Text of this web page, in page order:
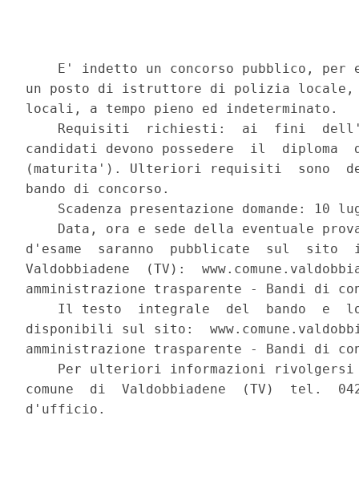
E' indetto un concorso pubblico, per
un posto di istruttore di polizia locale,
locali, a tempo pieno ed indeterminato.
Requisiti  richiesti:  ai  fini
candidati devono possedere  il  diploma
(maturita'). Ulteriori requisiti  sono
bando di concorso.
Scadenza presentazione domande: 10
Data, ora e sede della eventuale
d'esame  saranno  pubblicate  sul  sito
Valdobbiadene  (TV):
amministrazione trasparente - Bandi di
Il testo  integrale  del  bando  e
disponibili sul sito:
amministrazione trasparente - Bandi di
Per ulteriori informazioni
comune  di  Valdobbiadene  (TV)  tel.
d'ufficio.